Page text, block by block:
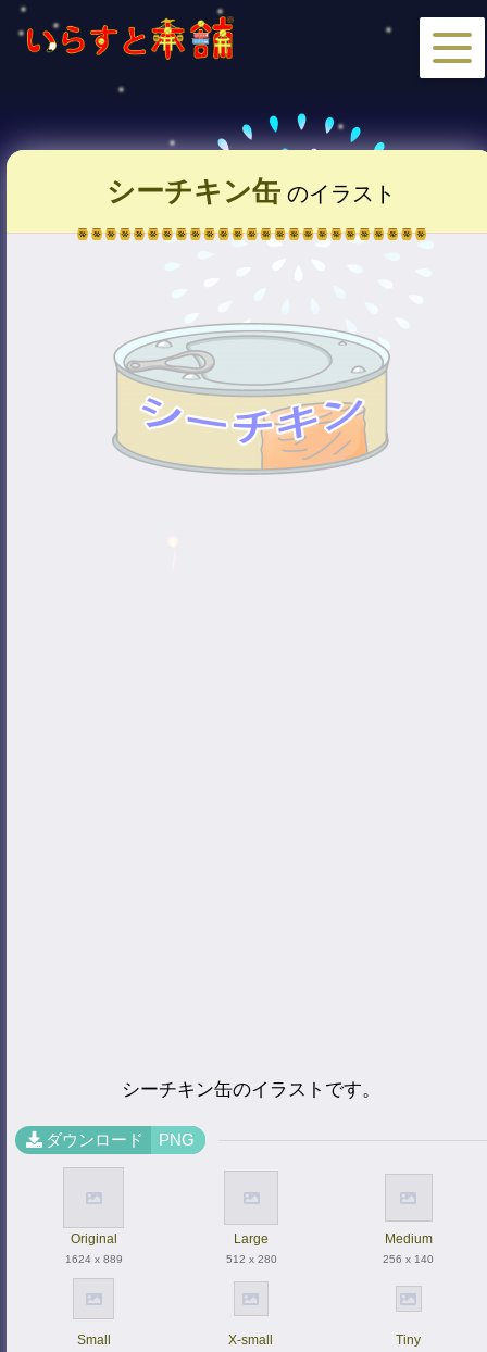
シーチキン缶 のイラスト
シーチキン缶のイラストです。
ダウンロード PNG
Original
1624 x 889
Large
512 x 280
Medium
256 x 140
Small X-small Tiny